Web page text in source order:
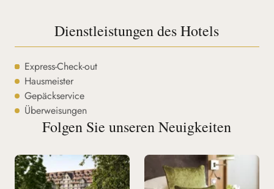
Dienstleistungen des Hotels
Express-Check-out
Hausmeister
Gepäckservice
Überweisungen
Folgen Sie unseren Neuigkeiten